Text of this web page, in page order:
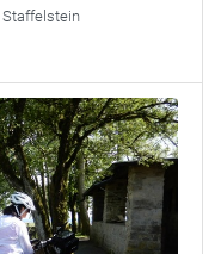
Staffelstein